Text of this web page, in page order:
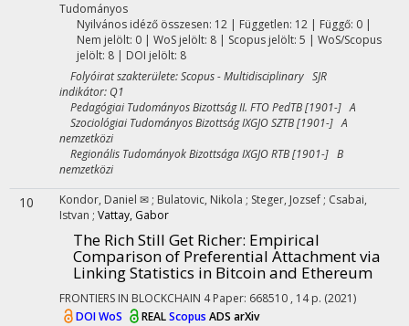
Tudományos
Nyilvános idéző összesen: 12| Független: 12 | Függő: 0 |
Nem jelölt: 0 | WoS jelölt: 8 | Scopus jelölt: 5 | WoS/Scopus
jelölt: 8 | DOI jelölt: 8
Folyóirat szakterülete: Scopus - Multidisciplinary SJR
indikátor: Q1
Pedagógiai Tudományos Bizottság II. FTO PedTB [1901-] A
Szociológiai Tudományos Bizottság IXGJO SZTB [1901-] A
nemzetközi
Regionális Tudományok Bizottsága IXGJO RTB [1901-] B
nemzetközi
10 Kondor, Daniel ✉ ; Bulatovic, Nikola ; Steger, Jozsef ; Csabai,
Istvan ; Vattay, Gabor
The Rich Still Get Richer: Empirical
Comparison of Preferential Attachment via
Linking Statistics in Bitcoin and Ethereum
FRONTIERS IN BLOCKCHAIN 4 Paper: 668510 , 14 p. (2021)
DOIWoS REALScopus ADS arXiv